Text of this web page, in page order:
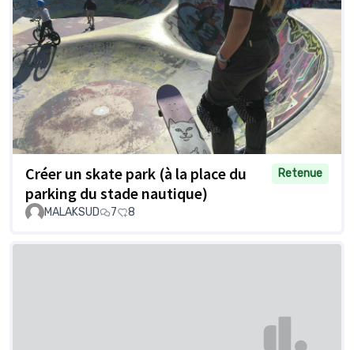
Créer un skate park (à la place du
parking du stade nautique)
Retenue
MALAKSUD 7 8